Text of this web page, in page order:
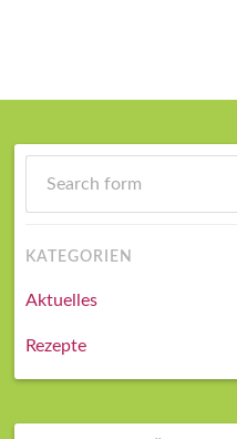
KATEGORIEN
Aktuelles
Rezepte